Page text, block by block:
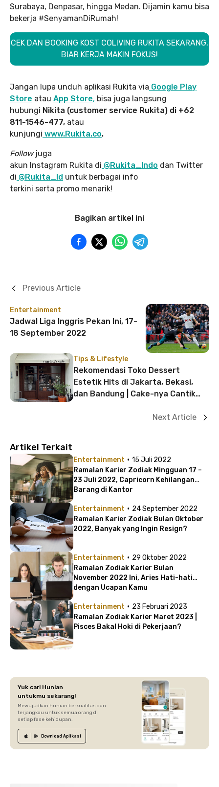
Surabaya, Denpasar, hingga Medan. Dijamin kamu bisa
bekerja #SenyamanDiRumah!
CEK DAN BOOKING KOST COLIVING RUKITA SEKARANG,
BIAR KERJA MAKIN FOKUS!
Jangan lupa unduh aplikasi Rukita via Google Play
Store atau App Store, bisa juga langsung
hubungi Nikita (customer service Rukita) di +62
811-1546-477, atau
kunjungi www.Rukita.co.
Followjuga
akun Instagram Rukita di @Rukita_Indo dan Twitter
di @Rukita_Id untuk berbagai info
terkini serta promo menarik!
Bagikan artikel ini
Entertainment
Jadwal Liga Inggris Pekan Ini, 17-
18 September 2022
Previous Article
Tips & Lifestyle
Rekomendasi Toko Dessert
Estetik Hits di Jakarta, Bekasi,
dan Bandung | Cake-nya Cantik
Next Article
Artikel Terkait
Entertainment · 15 Juli 2022
Ramalan Karier Zodiak Mingguan 17 –
23 Juli 2022, Capricorn Kehilangan
Barang di Kantor
Entertainment · 24 September 2022
Ramalan Karier Zodiak Bulan Oktober
2022, Banyak yang Ingin Resign?
Entertainment · 29 Oktober 2022
Ramalan Zodiak Karier Bulan
November 2022 Ini, Aries Hati-hati
dengan Ucapan Kamu
Entertainment · 23 Februari 2023
Ramalan Zodiak Karier Maret 2023 |
Pisces Bakal Hoki di Pekerjaan?
Yuk cari Hunian
untukmu sekarang!
Mewujudkan hunian berkualitas dan
terjangkau untuk semua orang di
setiap fase kehidupan.
Download Aplikasi